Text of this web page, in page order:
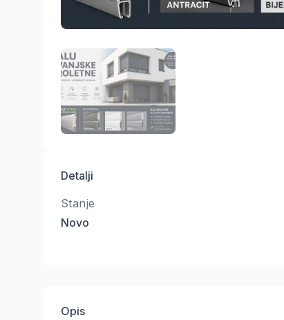
Detalji
Stanje
Novo
Opis